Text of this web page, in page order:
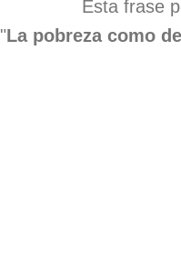
Esta frase
"La pobreza como